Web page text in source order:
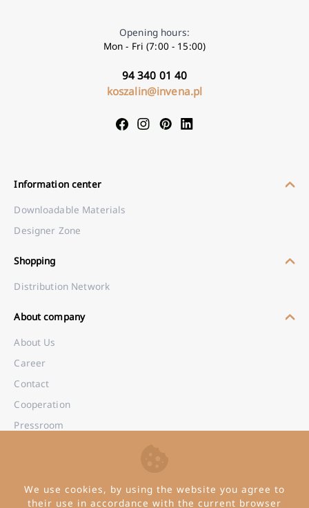
We use cookies, by using the website you agree to
their use in accordance with the current browser
Opening hours:
Mon - Fri (7:00 - 15:00)
94 340 01 40
koszalin@invena.pl
Information center
Downloadable Materials
Designer Zone
Shopping
Distribution Network
About company
About Us
Career
Contact
Cooperation
Pressroom